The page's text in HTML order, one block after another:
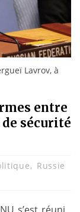
Lavrov, à
entre
sécurité
, Russie